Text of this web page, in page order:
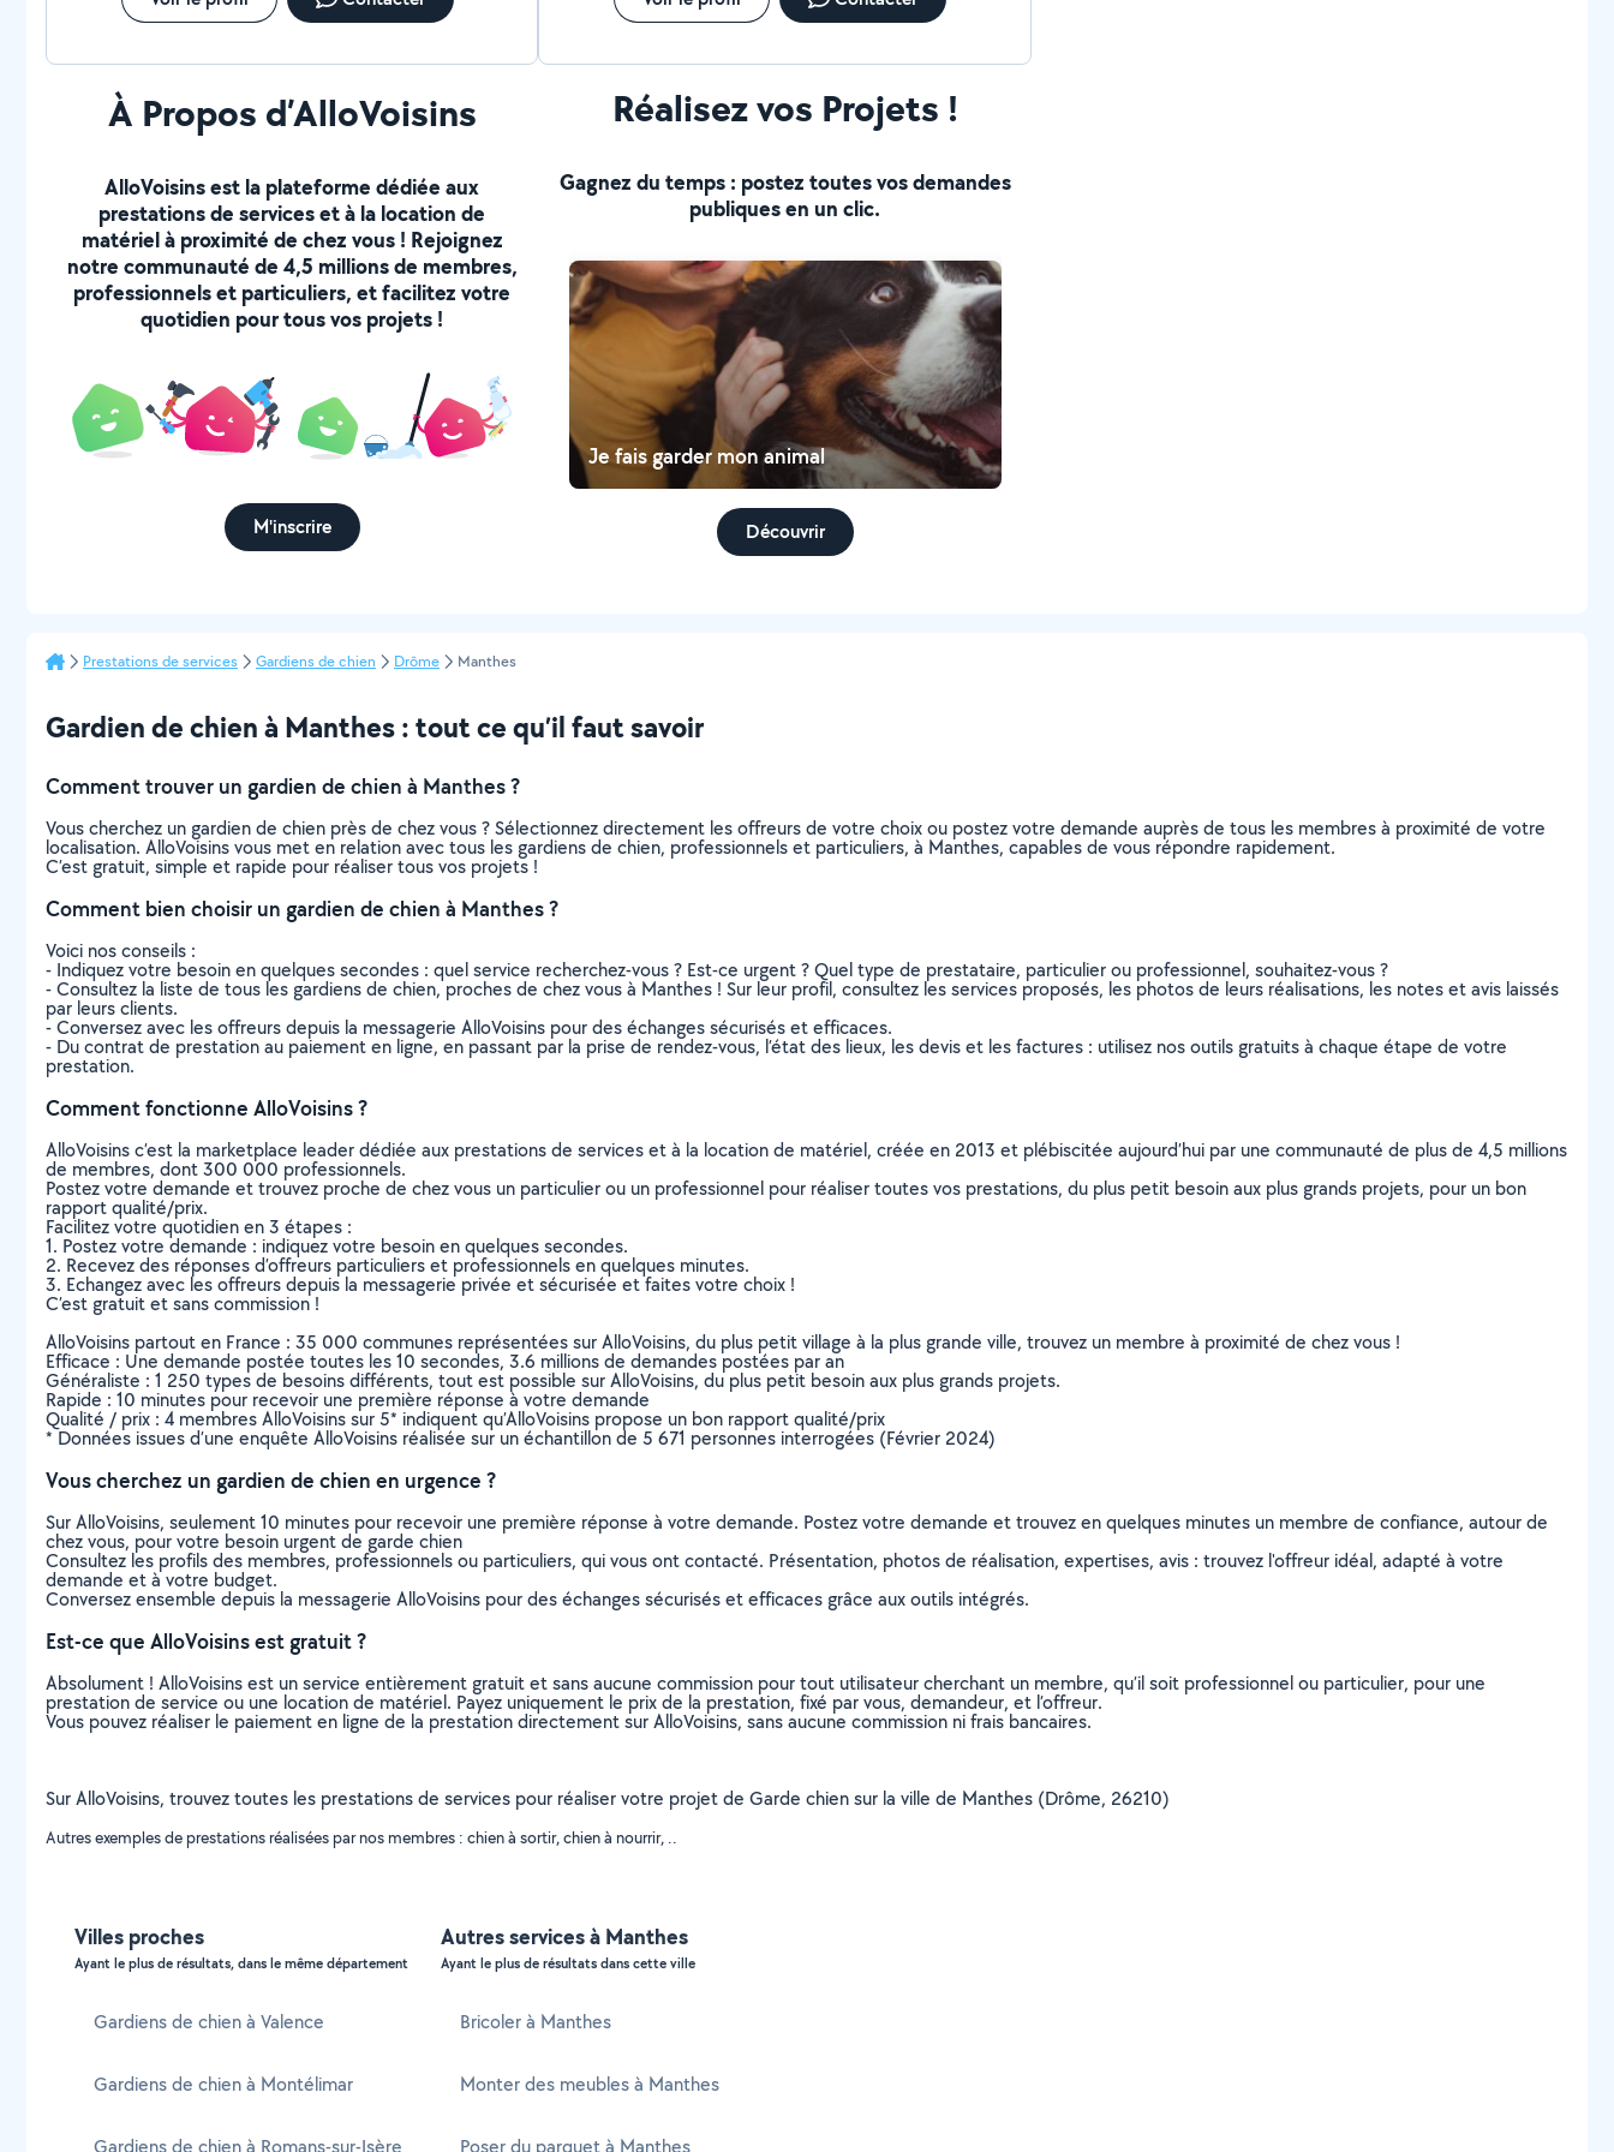
rendre service dans la bonne humeur . Sérieuse,
Tarif indicatif : à partir de 12 /h selon la mission
À Propos d’AlloVoisins
AlloVoisins est la plateforme dédiée aux
prestations de services et à la location de
matériel à proximité de chez vous ! Rejoignez
notre communauté de 4,5 millions de membres,
professionnels et particuliers, et facilitez votre
quotidien pour tous vos projets !
M'inscrire
Réalisez vos Projets !
Gagnez du temps : postez toutes vos demandes
publiques en un clic.
Je fais garder mon animal
Découvrir
Prestations de services Gardiens de chien Drôme Manthes
Gardien de chien à Manthes : tout ce qu’il faut savoir
Comment trouver un gardien de chien à Manthes ?
Vous cherchez un gardien de chien près de chez vous ? Sélectionnez directement les offreurs de votre choix ou postez votre demande auprès de tous les membres à proximité de votre
localisation. AlloVoisins vous met en relation avec tous les gardiens de chien, professionnels et particuliers, à Manthes, capables de vous répondre rapidement.
C’est gratuit, simple et rapide pour réaliser tous vos projets !
Comment bien choisir un gardien de chien à Manthes ?
Voici nos conseils :
- Indiquez votre besoin en quelques secondes : quel service recherchez-vous ? Est-ce urgent ? Quel type de prestataire, particulier ou professionnel, souhaitez-vous ?
- Consultez la liste de tous les gardiens de chien, proches de chez vous à Manthes ! Sur leur profil, consultez les services proposés, les photos de leurs réalisations, les notes et avis laissés
par leurs clients.
- Conversez avec les offreurs depuis la messagerie AlloVoisins pour des échanges sécurisés et efficaces.
- Du contrat de prestation au paiement en ligne, en passant par la prise de rendez-vous, l’état des lieux, les devis et les factures : utilisez nos outils gratuits à chaque étape de votre
prestation.
Comment fonctionne AlloVoisins ?
AlloVoisins c’est la marketplace leader dédiée aux prestations de services et à la location de matériel, créée en 2013 et plébiscitée aujourd’hui par une communauté de plus de 4,5 millions
de membres, dont 300 000 professionnels.
Postez votre demande et trouvez proche de chez vous un particulier ou un professionnel pour réaliser toutes vos prestations, du plus petit besoin aux plus grands projets, pour un bon
rapport qualité/prix.
Facilitez votre quotidien en 3 étapes :
1. Postez votre demande : indiquez votre besoin en quelques secondes.
2. Recevez des réponses d’offreurs particuliers et professionnels en quelques minutes.
3. Echangez avec les offreurs depuis la messagerie privée et sécurisée et faites votre choix !
C’est gratuit et sans commission !
AlloVoisins partout en France : 35 000 communes représentées sur AlloVoisins, du plus petit village à la plus grande ville, trouvez un membre à proximité de chez vous !
Efficace : Une demande postée toutes les 10 secondes, 3.6 millions de demandes postées par an
Généraliste : 1 250 types de besoins différents, tout est possible sur AlloVoisins, du plus petit besoin aux plus grands projets.
Rapide : 10 minutes pour recevoir une première réponse à votre demande
Qualité / prix : 4 membres AlloVoisins sur 5* indiquent qu’AlloVoisins propose un bon rapport qualité/prix
* Données issues d’une enquête AlloVoisins réalisée sur un échantillon de 5 671 personnes interrogées (Février 2024)
Vous cherchez un gardien de chien en urgence ?
Sur AlloVoisins, seulement 10 minutes pour recevoir une première réponse à votre demande. Postez votre demande et trouvez en quelques minutes un membre de confiance, autour de
chez vous, pour votre besoin urgent de garde chien
Consultez les profils des membres, professionnels ou particuliers, qui vous ont contacté. Présentation, photos de réalisation, expertises, avis : trouvez l'offreur idéal, adapté à votre
demande et à votre budget.
Conversez ensemble depuis la messagerie AlloVoisins pour des échanges sécurisés et efficaces grâce aux outils intégrés.
Est-ce que AlloVoisins est gratuit ?
Absolument ! AlloVoisins est un service entièrement gratuit et sans aucune commission pour tout utilisateur cherchant un membre, qu’il soit professionnel ou particulier, pour une
prestation de service ou une location de matériel. Payez uniquement le prix de la prestation, fixé par vous, demandeur, et l’offreur.
Vous pouvez réaliser le paiement en ligne de la prestation directement sur AlloVoisins, sans aucune commission ni frais bancaires.
Sur AlloVoisins, trouvez toutes les prestations de services pour réaliser votre projet de Garde chien sur la ville de Manthes (Drôme, 26210)
Autres exemples de prestations réalisées par nos membres : chien à sortir, chien à nourrir, ..
Villes proches
Ayant le plus de résultats, dans le même département
Gardiens de chien à Valence
Gardiens de chien à Montélimar
Gardiens de chien à Romans-sur-Isère
Autres services à Manthes
Ayant le plus de résultats dans cette ville
Bricoler à Manthes
Monter des meubles à Manthes
Poser du parquet à Manthes